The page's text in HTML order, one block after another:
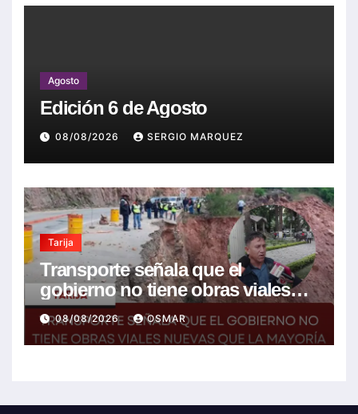
Agosto
Edición 6 de Agosto
08/08/2026 SERGIO MARQUEZ
Tarija
Transporte señala que el
gobierno no tiene obras viales
nuevas que la mayoría son de la
anterior gestión
08/08/2026 OSMAR